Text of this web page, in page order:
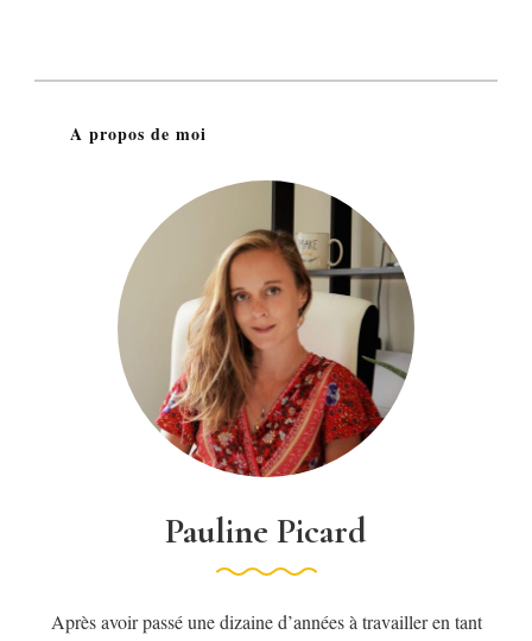
A propos de moi
Pauline Picard
Après avoir passé une dizaine d’années à travailler en tant